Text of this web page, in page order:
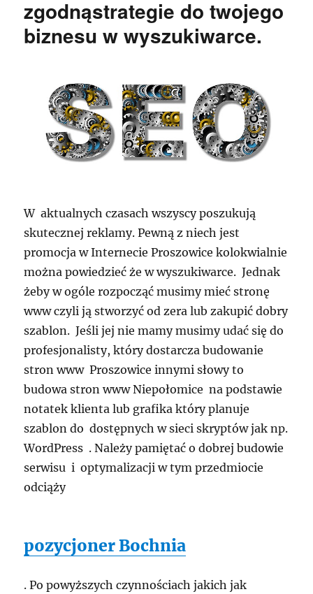
zgodnąstrategie do twojego
biznesu w wyszukiwarce.
W aktualnych czasach wszyscy poszukują
skutecznej reklamy. Pewną z niech jest
promocja w Internecie Proszowice kolokwialnie
można powiedzieć że w wyszukiwarce. Jednak
żeby w ogóle rozpocząć musimy mieć stronę
www czyli ją stworzyć od zera lub zakupić dobry
szablon. Jeśli jej nie mamy musimy udać się do
profesjonalisty, który dostarcza budowanie
stron www Proszowice innymi słowy to
budowa stron www Niepołomice na podstawie
notatek klienta lub grafika który planuje
szablon do dostępnych w sieci skryptów jak np.
WordPress . Należy pamiętać o dobrej budowie
serwisu i optymalizacji w tym przedmiocie
odciąży
pozycjoner Bochnia
. Po powyższych czynnościach jakich jak